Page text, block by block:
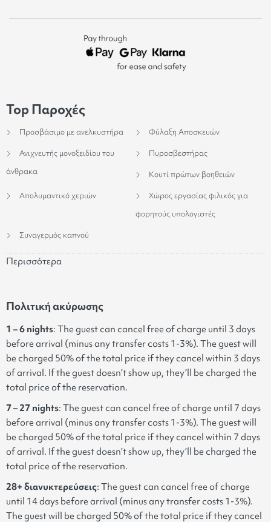
Top Παροχές
Προσβάσιμο με ανελκυστήρα Φύλαξη Αποσκευών
Ανιχνευτής μονοξειδίου του
άνθρακα
Πυροσβεστήρας
Κουτί πρώτων βοηθειών
Απολυμαντικό χεριών
Χώρος εργασίας φιλικός για
φορητούς υπολογιστές
Συναγερμός καπνού
Περισσότερα
Πολιτική ακύρωσης
1 – 6 nights: The guest can cancel free of charge until 3 days
before arrival (minus any transfer costs 1-3%). The guest will
be charged 50% of the total price if they cancel within 3 days
of arrival. If the guest doesn’t show up, they’ll be charged the
total price of the reservation.
7 – 27 nights: The guest can cancel free of charge until 7 days
before arrival (minus any transfer costs 1-3%). The guest will
be charged 50% of the total price if they cancel within 7 days
of arrival. If the guest doesn’t show up, they’ll be charged the
total price of the reservation.
28+ διανυκτερεύσεις: The guest can cancel free of charge
until 14 days before arrival (minus any transfer costs 1-3%).
The guest will be charged 50% of the total price if they cancel